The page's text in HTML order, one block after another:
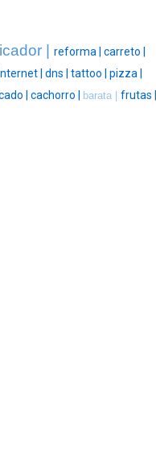
| reforma | carreto |
| dns | tattoo | pizza |
| cachorro | barata | frutas |